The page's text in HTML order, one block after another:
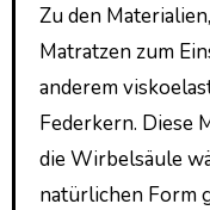
Zu den
Matratzen zum
anderem
Federkern. Diese
die Wirbelsäule
natürlichen Form